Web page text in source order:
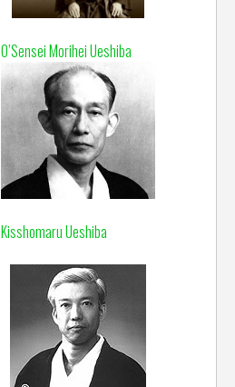
O’Sensei Morihei Ueshiba
Kisshomaru Ueshiba